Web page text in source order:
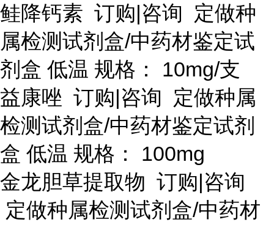
鲑降钙素 订购|咨询 定做种
属检测试剂盒/中药材鉴定试
剂盒 低温 规格： 10mg/支
益康唑 订购|咨询 定做种属
检测试剂盒/中药材鉴定试剂
盒 低温 规格： 100mg
金龙胆草提取物 订购|咨询
定做种属检测试剂盒/中药材